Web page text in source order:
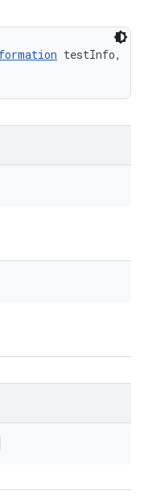
testInfo,